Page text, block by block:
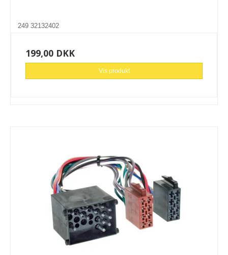
249 32132402
199,00 DKK
Vis produkt